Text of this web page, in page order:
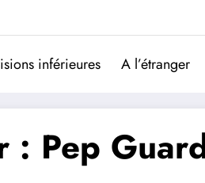
inférieures A l’étranger
: Pep